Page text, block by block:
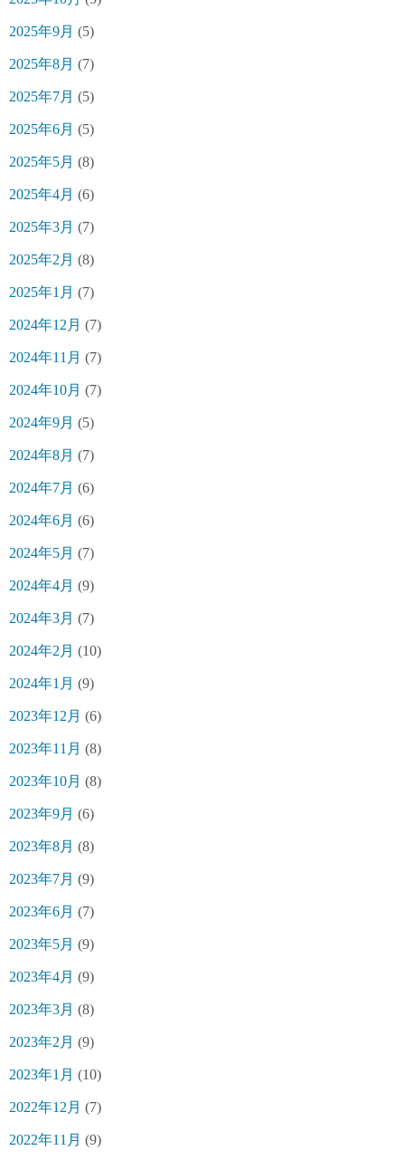
2025年9月 (5)
2025年8月 (7)
2025年7月 (5)
2025年6月 (5)
2025年5月 (8)
2025年4月 (6)
2025年3月 (7)
2025年2月 (8)
2025年1月 (7)
2024年12月 (7)
2024年11月 (7)
2024年10月 (7)
2024年9月 (5)
2024年8月 (7)
2024年7月 (6)
2024年6月 (6)
2024年5月 (7)
2024年4月 (9)
2024年3月 (7)
2024年2月 (10)
2024年1月 (9)
2023年12月 (6)
2023年11月 (8)
2023年10月 (8)
2023年9月 (6)
2023年8月 (8)
2023年7月 (9)
2023年6月 (7)
2023年5月 (9)
2023年4月 (9)
2023年3月 (8)
2023年2月 (9)
2023年1月 (10)
2022年12月 (7)
2022年11月 (9)